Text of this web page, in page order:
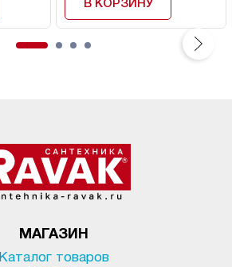
В КОРЗИНУ
МАГАЗИН
Каталог товаров